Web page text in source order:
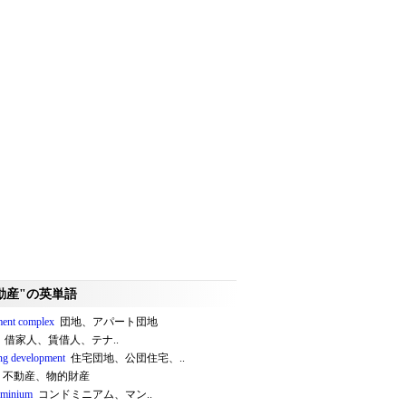
産"の英単語
complex 団地、アパート団地
借家人、賃借人、テナ..
development住宅団地、公団住宅、..
不動産、物的財産
コンドミニアム、マン..